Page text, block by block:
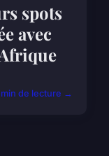
spots
avec
min de lecture →